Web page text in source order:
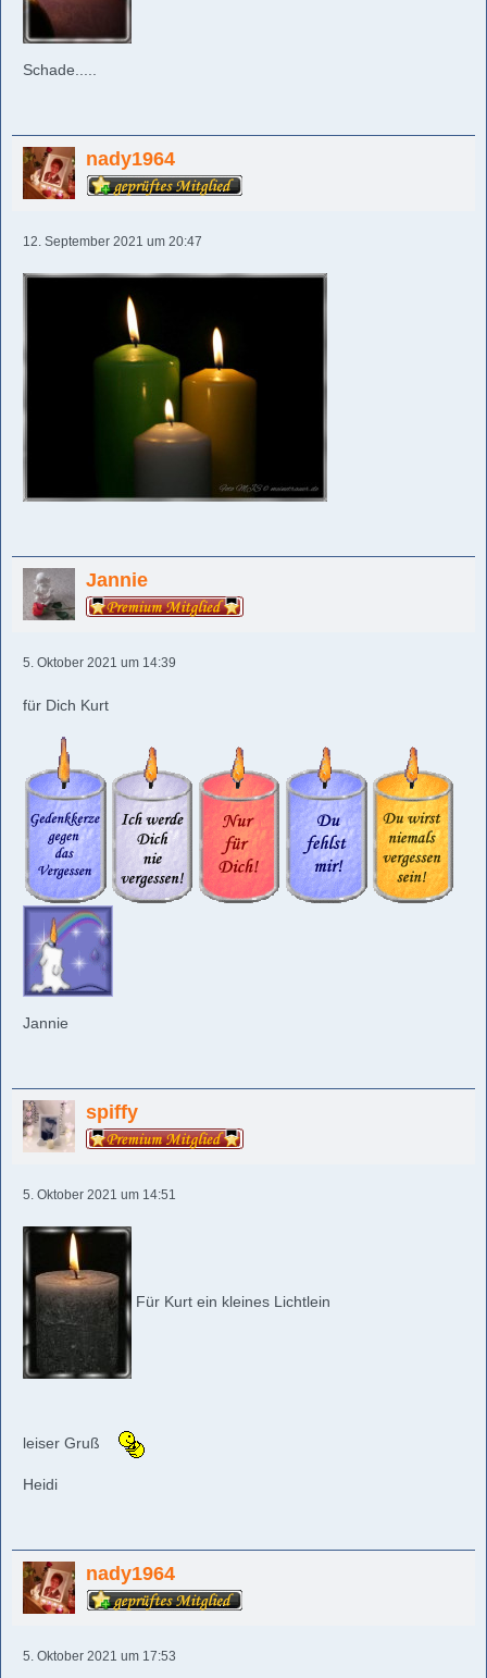
Schade.....
nady1964
12. September 2021 um 20:47
Jannie
5. Oktober 2021 um 14:39
für Dich Kurt
Jannie
spiffy
5. Oktober 2021 um 14:51
Für Kurt ein kleines Lichtlein
leiser Gruß
Heidi
nady1964
5. Oktober 2021 um 17:53